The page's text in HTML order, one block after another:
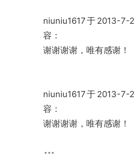
niuniu1617于2013-
容：
谢谢谢谢，唯有感谢！
niuniu1617于2013-
容：
谢谢谢谢，唯有感谢！